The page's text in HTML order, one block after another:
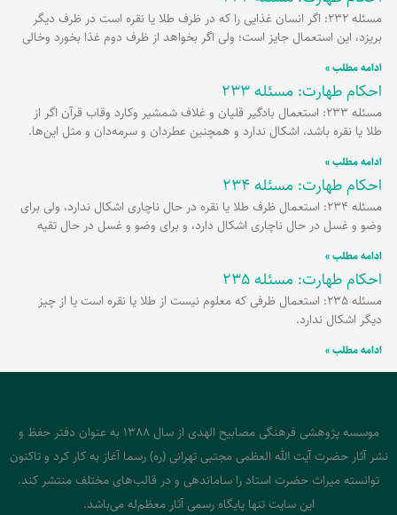
مسئله 232: اگر انسان غذایی را که در ظرف طلا یا نقره است در ظرف دیگر
بریزد، این استعمال جایز است؛ ولی اگر بخواهد از ظرف دوم غذا بخورد وخالی
ادامه مطلب »
احکام طهارت: مسئله 233
مسئله 233: استعمال بادگیر قلیان و غلاف شمشیر وکارد وقاب قرآن اگر از
طلا یا نقره باشد، اشکال ندارد و همچنین عطردان و سرمه‌دان و مثل این‌ها.
ادامه مطلب »
احکام طهارت: مسئله 234
مسئله 234: استعمال ظرف طلا یا نقره در حال ناچاری اشکال ندارد، ولی برای
وضو و غسل در حال ناچاری اشکال دارد، و برای وضو و غسل در حال تقیه
ادامه مطلب »
احکام طهارت: مسئله 235
مسئله 235: استعمال ظرفی که معلوم نیست از طلا یا نقره است یا از چیز
دیگر اشکال ندارد.
ادامه مطلب »
موسسه پژوهشی فرهنگی مصابیح الهدی از سال 1388 به عنوان دفتر حفظ و
نشر آثار حضرت آیت الله العظمی مجتبی تهرانی (ره) رسما آغاز به کار کرد و تاکنون
توانسته میراث حضرت استاد را ساماندهی و در قالب‌های مختلف منتشر کند.
این سایت تنها پایگاه رسمی آثار معظم‌له می‌باشد.